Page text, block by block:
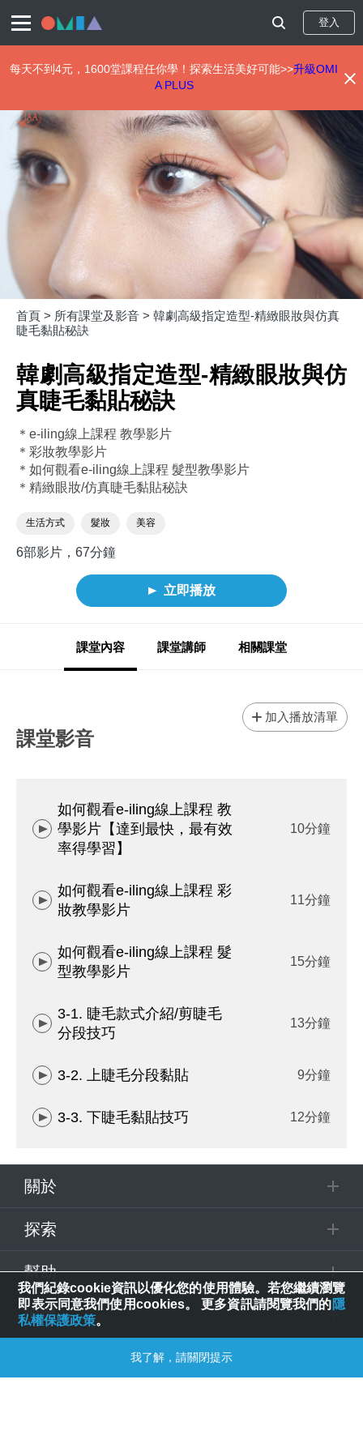
登入
每天不到4元，1600堂課程任你學！探索生活美好可能>>升級OMI
A PLUS
首頁 > 所有課堂及影音 > 韓劇高級指定造型-精緻眼妝與仿真
睫毛黏貼秘訣
韓劇高級指定造型-精緻眼妝與仿
真睫毛黏貼秘訣
＊e-iling線上課程 教學影片
＊彩妝教學影片
＊如何觀看e-iling線上課程 髮型教學影片
＊精緻眼妝/仿真睫毛黏貼秘訣
生活方式 髮妝 美容
6部影片，67分鐘
立即播放
課堂內容 課堂講師 相關課堂
課堂影音
加入播放清單
如何觀看e-iling線上課程 教
學影片【達到最快，最有效
率得學習】
10分鐘
如何觀看e-iling線上課程 彩
妝教學影片
11分鐘
如何觀看e-iling線上課程 髮
型教學影片
15分鐘
3-1. 睫毛款式介紹/剪睫毛
分段技巧
13分鐘
3-2. 上睫毛分段黏貼 9分鐘
3-3. 下睫毛黏貼技巧 12分鐘
關於
探索
幫助
追蹤
© 2025 Spring House Entertainment Tech. Inc. All Rights Reserved.
我們紀錄cookie資訊以優化您的使用體驗。若您繼續瀏覽
即表示同意我們使用cookies。 更多資訊請閱覽我們的隱
私權保護政策。
我了解，請關閉提示